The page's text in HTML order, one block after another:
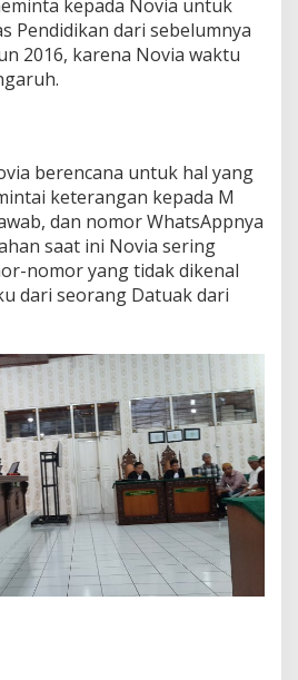
kepada Novia untuk
Pendidikan dari sebelumnya
2016, karena Novia waktu
berencana untuk hal yang
keterangan kepada M
dan nomor WhatsAppnya
saat ini Novia sering
nomor yang tidak dikenal
dari seorang Datuak dari